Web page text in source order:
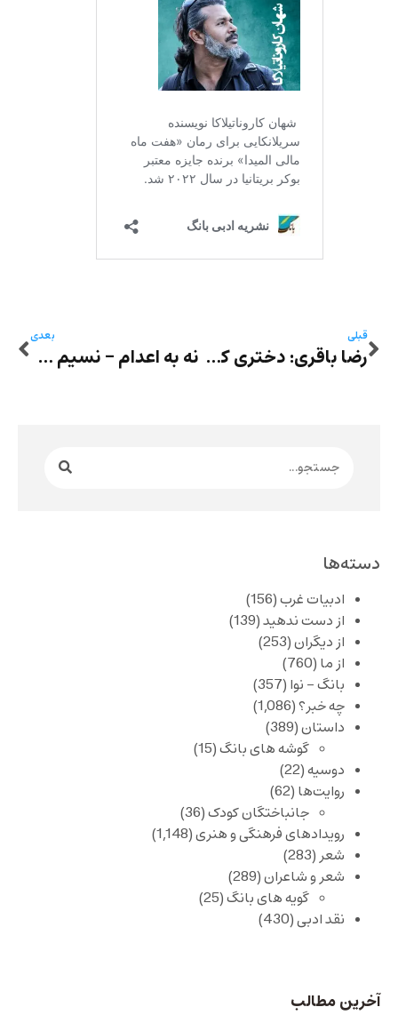
قبلی
رضا باقری: دختری که پیر نمی‌شد
بعدی
نه به اعدام – نسیم خاکسار: اعدام در زندان کمپلو
دسته‌ها
ادبیات غرب(156)
از دست ندهید(139)
از دیگران(253)
از ما (760)
بانگ – نوا (357)
چه خبر؟(1,086)
داستان(389)
گوشه های بانگ(15)
دوسیه(22)
روایت‌ها (62)
جانباختگان کودک(36)
رویدادهای فرهنگی و هنری(1,148)
شعر(283)
شعر و شاعران(289)
گویه های بانگ(25)
نقد ادبی(430)
آخرین مطالب